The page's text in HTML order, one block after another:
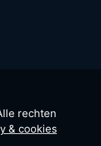
rechten
& cookies